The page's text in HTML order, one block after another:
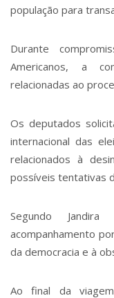
população para
Durante
Americanos, a
relacionadas ao
Os deputados
internacional das
relacionados à
possíveis tentativas
Segundo
acompanhamento
da democracia e à
Ao final da